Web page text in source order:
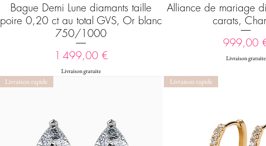
Aperçu rapide
Bague Demi Lune diamants taille
poire 0,20 ct au total GVS, Or blanc
750/1000
Prix
1 499,00 €
Livraison gratuite
Aperçu rapide
Alliance de mariage
carats,
Prix
999,00
Livraison gratuite
Livraison rapide Livraison rapide